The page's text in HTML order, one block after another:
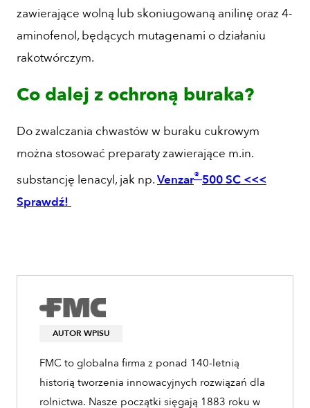
zawierające wolną lub skoniugowaną anilinę oraz 4-
aminofenol, będących mutagenami o działaniu
rakotwórczym.
Co dalej z ochroną buraka?
Do zwalczania chwastów w buraku cukrowym
można stosować preparaty zawierające m.in.
substancję lenacyl, jak np.Venzar® 500 SC <<<
Sprawdź!
AUTOR WPISU
FMC to globalna firma z ponad 140-letnią
historią tworzenia innowacyjnych rozwiązań dla
rolnictwa. Nasze początki sięgają 1883 roku w